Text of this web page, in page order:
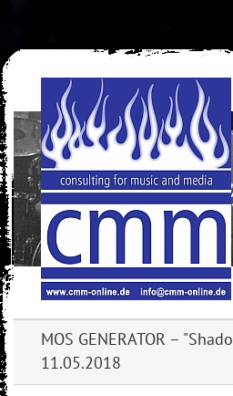
content
MOS GENERATOR –
11.05.2018